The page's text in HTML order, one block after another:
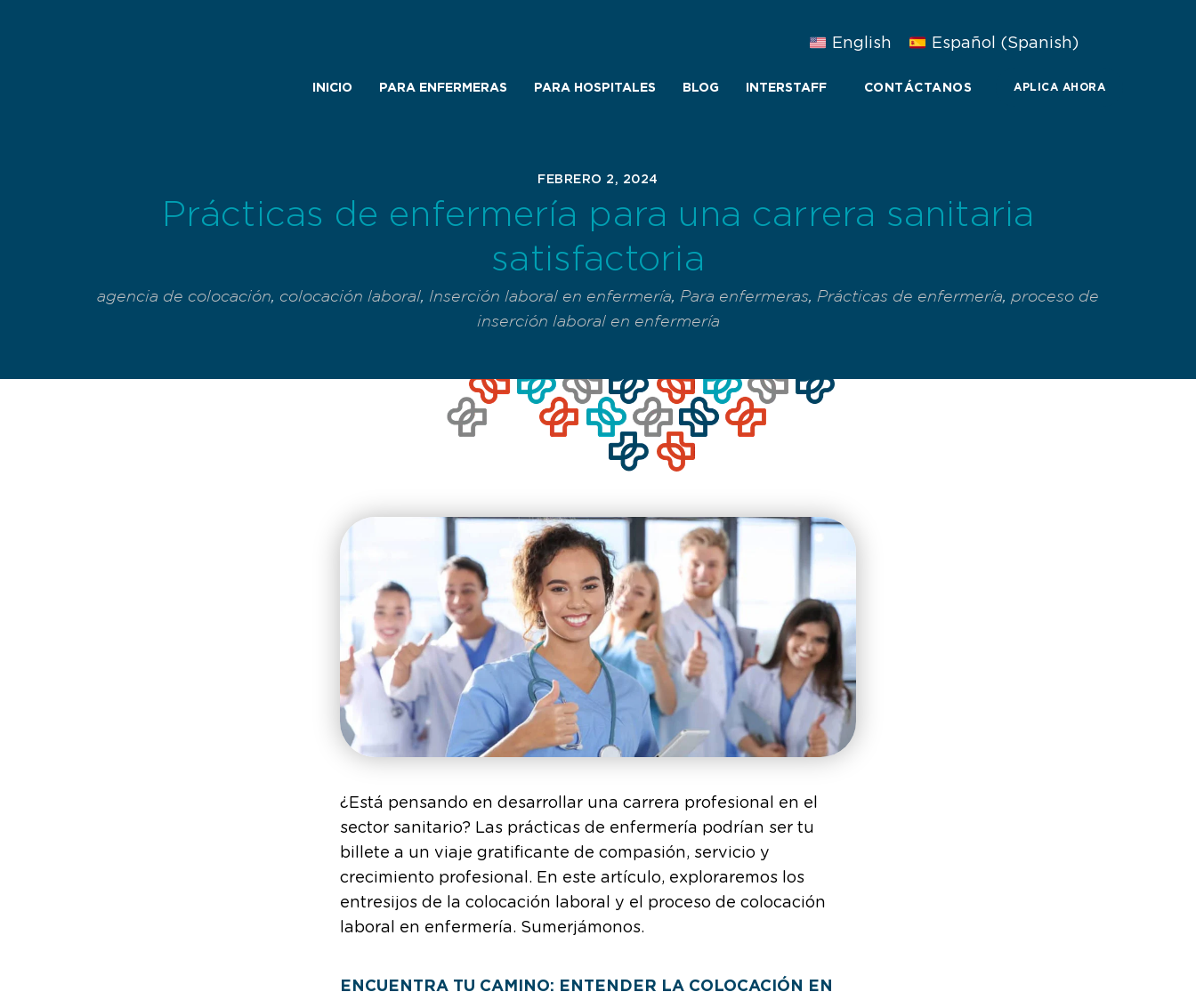
English Español (Spanish)
INICIO PARA ENFERMERAS PARA HOSPITALES BLOG INTERSTAFF CONTÁCTANOS APLICA AHORA
FEBRERO 2, 2024
Prácticas de enfermería para una carrera sanitaria
satisfactoria
agencia de colocación, colocación laboral, Inserción laboral en enfermería, Para enfermeras, Prácticas de enfermería, proceso de
inserción laboral en enfermería
¿Está pensando en desarrollar una carrera profesional en el
sector sanitario? Las prácticas de enfermería podrían ser tu
billete a un viaje gratificante de compasión, servicio y
crecimiento profesional. En este artículo, exploraremos los
entresijos de la colocación laboral y el proceso de colocación
laboral en enfermería. Sumerjámonos.
ENCUENTRA TU CAMINO: ENTENDER LA COLOCACIÓN EN